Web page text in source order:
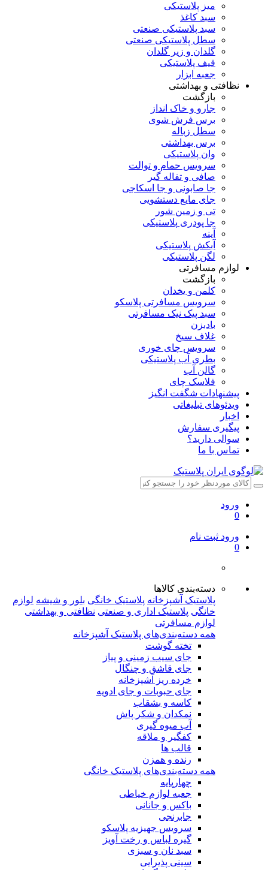
میز پلاستیکی
سبد کاغذ
سبد پلاستیکی صنعتی
سطل پلاستیکی صنعتی
گلدان و زیر گلدان
قیف پلاستیکی
جعبه ابزار
نظافتی و بهداشتی
بازگشت
جارو و خاک انداز
برس فرش شوی
سطل زباله
برس بهداشتی
وان پلاستیکی
سرویس حمام و توالت
صافی و تفاله گیر
جا صابونی و جا اسکاجی
جای مایع دستشویی
تی و زمین شور
جا پودری پلاستیکی
آینه
آبکش پلاستیکی
لگن پلاستیکی
لوازم مسافرتی
بازگشت
کلمن و یخدان
سرویس مسافرتی پلاسکو
سبد پیک نیک مسافرتی
بادبزن
غلاف سیخ
سرویس چای خوری
بطری آب پلاستیکی
گالن آب
فلاسک چای
پیشنهادات شگفت انگیز
ویدئوهای تبلیغاتی
اخبار
پیگیری سفارش
سوالی دارید؟
تماس با ما
ورود
0
ورود ثبت نام
0
دسته‌بندی کالاها
پلاستیک آشپزخانه پلاستیک خانگی بلور و شیشه لوازم
خانگی پلاستیک اداری و صنعتی نظافتی و بهداشتی
لوازم مسافرتی
همه دسته‌بندی‌های پلاستیک آشپزخانه
تخته گوشت
جای سیب زمینی و پیاز
جای قاشق و چنگال
خرده ریز آشپزخانه
جای حبوبات و جای ادویه
کاسه و بشقاب
نمکدان و شکر پاش
آب میوه گیری
کفگیر و ملاقه
قالب ها
رنده و همزن
همه دسته‌بندی‌های پلاستیک خانگی
چهارپایه
جعبه لوازم خیاطی
باکس و جانانی
جابرنجی
سرویس جهیزیه پلاسکو
گیره لباس و رخت آویز
سبد نان و سبزی
سینی پذیرایی